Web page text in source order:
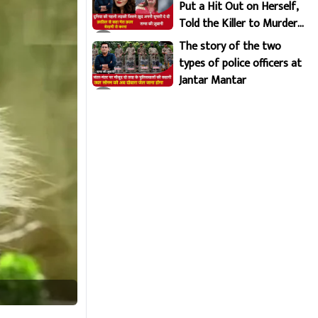
Put a Hit Out on Herself,
Told the Killer to Murder
Her Brutally
The story of the two
types of police officers at
Jantar Mantar